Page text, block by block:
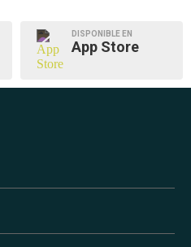
DISPONIBLE EN
App Store